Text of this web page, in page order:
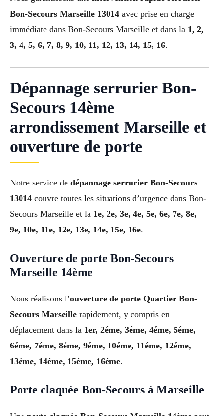
Bon-Secours Marseille 13014 avec prise en charge
immédiate dans Bon-Secours Marseille et dans la 1, 2,
3, 4, 5, 6, 7, 8, 9, 10, 11, 12, 13, 14, 15, 16.
Dépannage serrurier Bon-
Secours 14ème
arrondissement Marseille et
ouverture de porte
Notre service de dépannage serrurier Bon-Secours
13014 couvre toutes les situations d’urgence dans Bon-
Secours Marseille et la 1e, 2e, 3e, 4e, 5e, 6e, 7e, 8e,
9e, 10e, 11e, 12e, 13e, 14e, 15e, 16e.
Ouverture de porte Bon-Secours
Marseille 14ème
Nous réalisons l’ouverture de porte Quartier Bon-
Secours Marseille rapidement, y compris en
déplacement dans la 1er, 2éme, 3éme, 4éme, 5éme,
6éme, 7éme, 8éme, 9éme, 10éme, 11éme, 12éme,
13éme, 14éme, 15éme, 16éme.
Porte claquée Bon-Secours à Marseille